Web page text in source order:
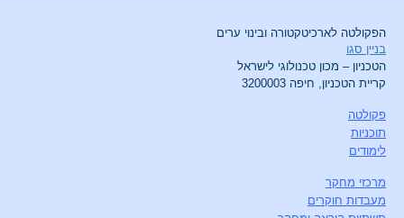
הפקולטה לארכיטקטורה ובינוי ערים
בניין סגו
הטכניון – מכון טכנולוגי לישראל
קריית הטכניון, חיפה 3200003
פקולטה
תוכניות
לימודים
מרכזי מחקר
מעבדות חוקרים